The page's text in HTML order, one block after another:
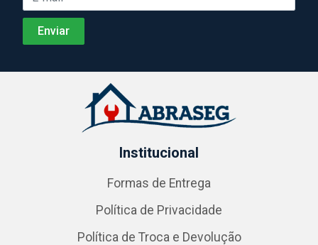
Institucional
Formas de Entrega
Política de Privacidade
Política de Troca e Devolução